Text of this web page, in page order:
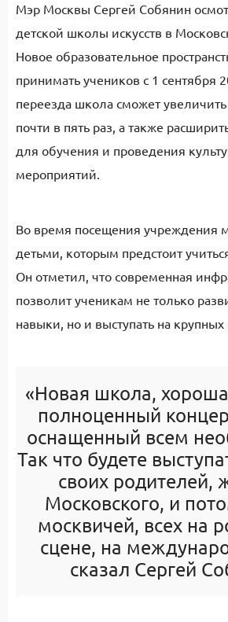
Мэр Москвы Сергей Собянин
детской школы искусств в
Новое образовательное
принимать учеников с 1 сентября
переезда школа сможет
почти в пять раз, а также
для обучения и проведения
мероприятий.
Во время посещения учреждения
детьми, которым предстоит
Он отметил, что современная
позволит ученикам не только
навыки, но и выступать на
«Новая школа,
полноценный
оснащенный всем
Так что будете
своих родителей,
Московского, и
москвичей, всех на
сцене, на
сказал Сергей